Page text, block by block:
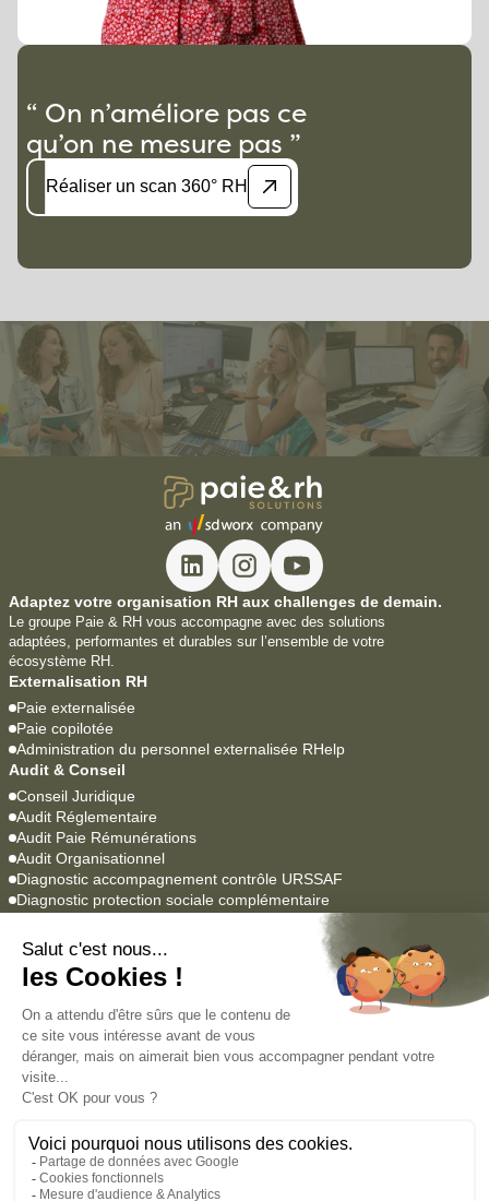
“ On n’améliore pas ce
qu’on ne mesure pas ”
Réaliser un scan 360° RH
Adaptez votre organisation RH aux challenges de demain.
Le groupe Paie & RH vous accompagne avec des solutions
adaptées, performantes et durables sur l’ensemble de votre
écosystème RH.
Externalisation RH
Paie externalisée
Paie copilotée
Administration du personnel externalisée RHelp
Audit & Conseil
Conseil Juridique
Audit Réglementaire
Audit Paie Rémunérations
Audit Organisationnel
Diagnostic accompagnement contrôle URSSAF
Diagnostic protection sociale complémentaire
YEAP Paie
Lucca SIRH
Agrume
Empowill
Académie
Formations professionnelles
Formations en alternance
Nous contacter